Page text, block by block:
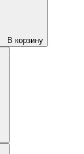
В корзину